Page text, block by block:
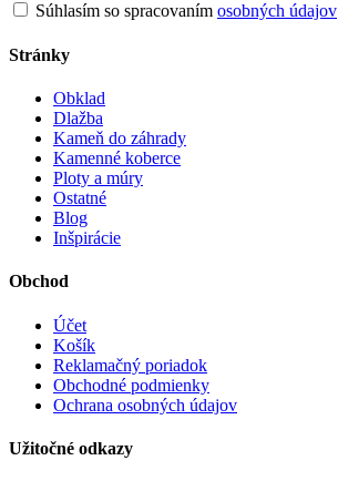
Súhlasím so spracovaním osobných údajov
Stránky
Obklad
Dlažba
Kameň do záhrady
Kamenné koberce
Ploty a múry
Ostatné
Blog
Inšpirácie
Obchod
Účet
Košík
Reklamačný poriadok
Obchodné podmienky
Ochrana osobných údajov
Užitočné odkazy